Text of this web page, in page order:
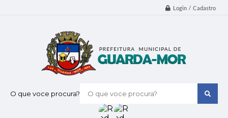
Login / Cadastro
O que voce procura?